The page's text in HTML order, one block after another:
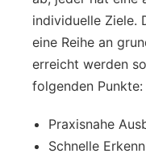
individuelle Ziele.
eine Reihe an
erreicht werden
folgenden Punkte:
Praxisnahe
Schnelle